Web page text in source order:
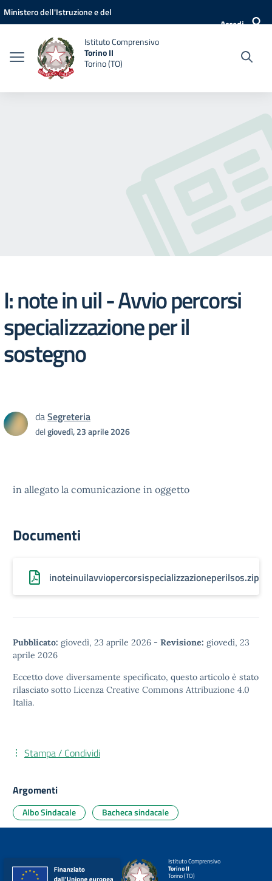
Vai ai contenuti
Vai al menu di navigazione
Vai al footer
Ministero dell'Istruzione e del
Accedi
Istituto Comprensivo
Torino II
Torino (TO)
I: note in uil - Avvio percorsi
specializzazione per il
sostegno
daSegreteria
delgiovedì, 23 aprile 2026
in allegato la comunicazione in oggetto
Documenti
inoteinuilavviopercorsispecializzazioneperilsos.zip
Pubblicato: giovedì, 23 aprile 2026 - Revisione: giovedì, 23
aprile 2026
Eccetto dove diversamente specificato, questo articolo è stato
rilasciato sotto Licenza Creative Commons Attribuzione 4.0
Italia.
Stampa / Condividi
Argomenti
Albo Sindacale Bacheca sindacale
Istituto Comprensivo
Torino II
Torino (TO)